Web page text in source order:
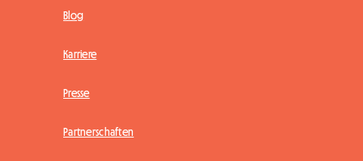
Blog
Karriere
Presse
Partnerschaften